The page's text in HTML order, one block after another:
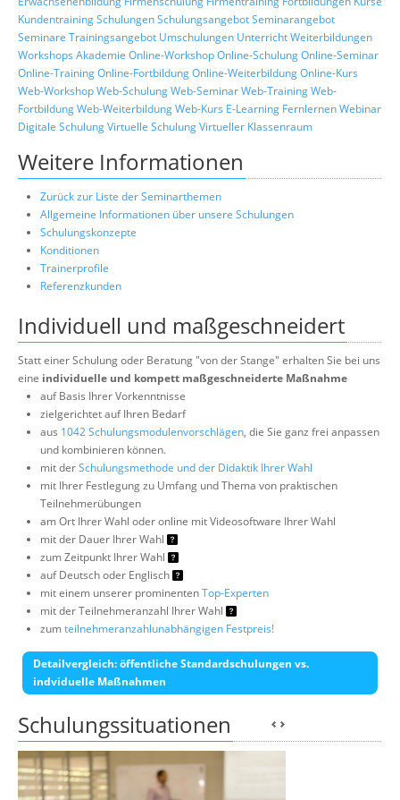
KundentrainingSchulungenSchulungsangebotSeminarangebot
Seminare Trainingsangebot Umschulungen UnterrichtWeiterbildungen
Workshops Akademie Online-WorkshopOnline-SchulungOnline-Seminar
Online-TrainingOnline-FortbildungOnline-WeiterbildungOnline-Kurs
Web-WorkshopWeb-SchulungWeb-SeminarWeb-TrainingWeb-
FortbildungWeb-WeiterbildungWeb-Kurs E-Learning FernlernenWebinar
Digitale SchulungVirtuelle SchulungVirtueller Klassenraum
Weitere Informationen
Zurück zur Liste der Seminarthemen
Allgemeine Informationen über unsere Schulungen
Schulungskonzepte
Konditionen
Trainerprofile
Referenzkunden
Individuell und maßgeschneidert
Statt einer Schulung oder Beratung "von der Stange" erhalten Sie bei uns
eine individuelle und kompett maßgeschneiderte Maßnahme
auf Basis Ihrer Vorkenntnisse
zielgerichtet auf Ihren Bedarf
aus 1042 Schulungsmodulenvorschlägen, die Sie ganz frei anpassen
und kombinieren können.
mit derSchulungsmethode und der Didaktik Ihrer Wahl
mit Ihrer Festlegung zu Umfang und Thema von praktischen
Teilnehmerübungen
am Ort Ihrer Wahl oder online mit Videosoftware Ihrer Wahl
mit der Dauer Ihrer Wahl
zum Zeitpunkt Ihrer Wahl
auf Deutsch oder Englisch
mit einem unserer prominentenTop-Experten
mit der Teilnehmeranzahl Ihrer Wahl
zumteilnehmeranzahlunabhängigen Festpreis!
Detailvergleich: öffentliche Standardschulungen vs.
indviduelle Maßnahmen
Schulungssituationen